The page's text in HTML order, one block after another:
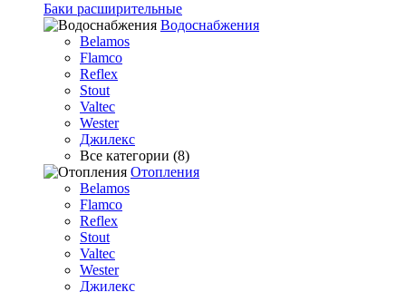
Баки расширительные
Водоснабжения
Belamos
Flamco
Reflex
Stout
Valtec
Wester
Джилекс
Все категории (8)
Отопления
Belamos
Flamco
Reflex
Stout
Valtec
Wester
Джилекс